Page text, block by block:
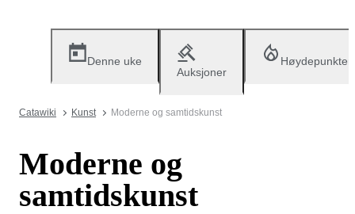
Denne uke
Auksjoner
Høydepunkter
Catawiki Kunst Moderne og samtidskunst
Moderne og
samtidskunst